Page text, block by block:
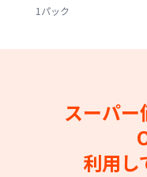
1パック
スーパー
利用し